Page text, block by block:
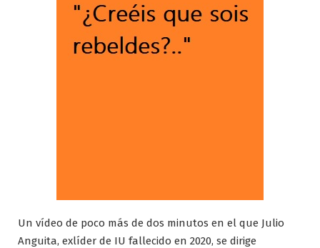
Un vídeo de poco más de dos minutos en el que Julio
Anguita, exlíder de IU fallecido en 2020, se dirige